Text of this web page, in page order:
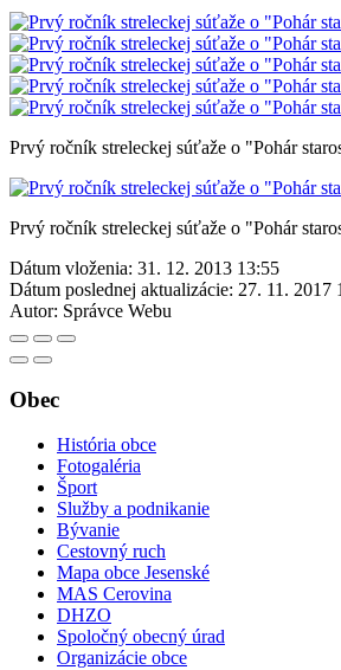
Prvý ročník streleckej súťaže o "Pohár
Prvý ročník streleckej súťaže o "Pohár
Dátum vloženia: 31. 12. 2013 13:55
Dátum poslednej aktualizácie: 27. 11. 2017
Autor: Správce Webu
Obec
História obce
Fotogaléria
Šport
Služby a podnikanie
Bývanie
Cestovný ruch
Mapa obce Jesenské
MAS Cerovina
DHZO
Spoločný obecný úrad
Organizácie obce